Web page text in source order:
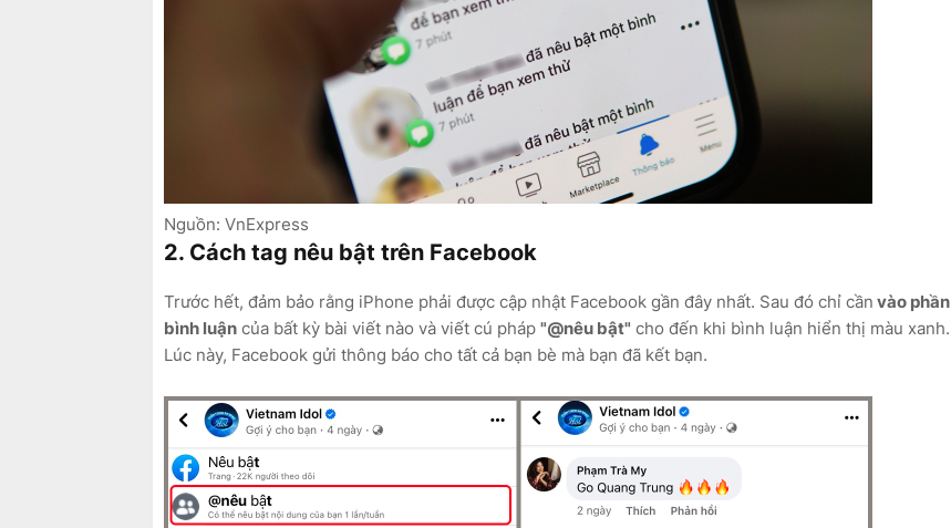
Nguồn: VnExpress
2. Cách tag nêu bật trên Facebook
Trước hết, đảm bảo rằng iPhone phải được cập nhật Facebook gần đây nhất. Sau đó chỉ cần vào phần
bình luận của bất kỳ bài viết nào và viết cú pháp "@nêu bật" cho đến khi bình luận hiển thị màu xanh.
Lúc này, Facebook gửi thông báo cho tất cả bạn bè mà bạn đã kết bạn.